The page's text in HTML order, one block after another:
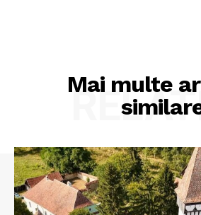
Mai multe